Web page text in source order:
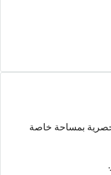
حصرية بمساحة خاصة